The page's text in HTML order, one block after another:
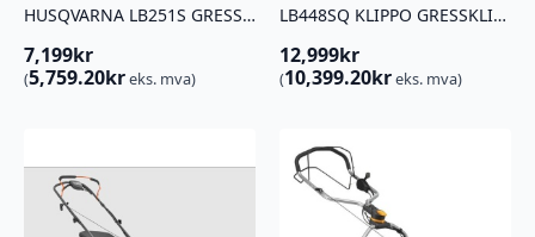
HUSQVARNA LB251S GRESSKLIPPER
7,199kr
(5,759.20kreks. mva)
LB448SQ KLIPPO GRESSKLIPPER
12,999kr
(10,399.20kreks. mva)